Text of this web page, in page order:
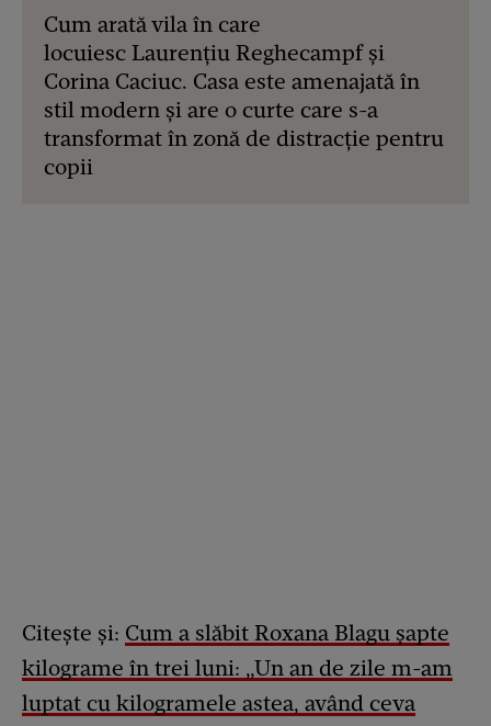
Cum arată vila în care
locuiesc Laurențiu Reghecampf și
Corina Caciuc. Casa este amenajată în
stil modern și are o curte care s-a
transformat în zonă de distracție pentru
copii
Citește și: Cum a slăbit Roxana Blagu șapte
kilograme în trei luni: „Un an de zile m-am
luptat cu kilogramele astea, având ceva